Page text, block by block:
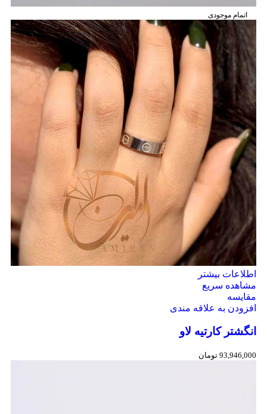
اتمام موجودی
اطلاعات بیشتر
مشاهده سریع
مقایسه
افزودن به علاقه مندی
انگشتر کارتیه لاو
93,946,000 تومان